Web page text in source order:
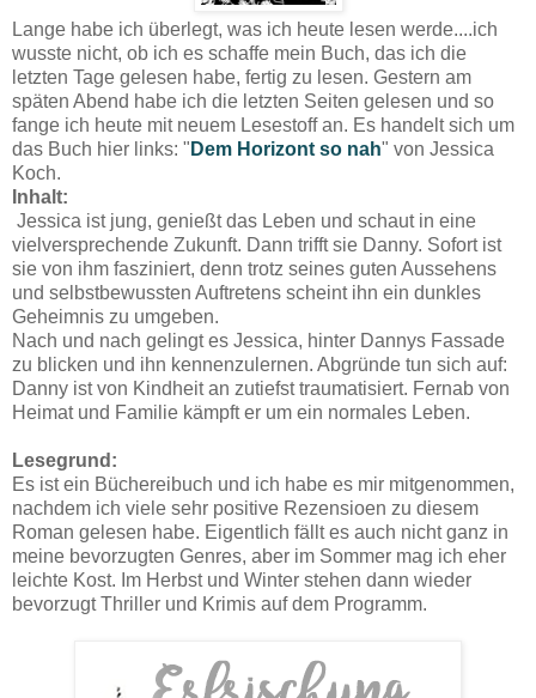
Lange habe ich überlegt, was ich heute lesen werde....ich
wusste nicht, ob ich es schaffe mein Buch, das ich die
letzten Tage gelesen habe, fertig zu lesen. Gestern am
späten Abend habe ich die letzten Seiten gelesen und so
fange ich heute mit neuem Lesestoff an. Es handelt sich um
das Buch hier links: " Dem Horizont so nah" von Jessica
Koch.
Inhalt:
Jessica ist jung, genießt das Leben und schaut in eine
vielversprechende Zukunft. Dann trifft sie Danny. Sofort ist
sie von ihm fasziniert, denn trotz seines guten Aussehens
und selbstbewussten Auftretens scheint ihn ein dunkles
Geheimnis zu umgeben.
Nach und nach gelingt es Jessica, hinter Dannys Fassade
zu blicken und ihn kennenzulernen. Abgründe tun sich auf:
Danny ist von Kindheit an zutiefst traumatisiert. Fernab von
Heimat und Familie kämpft er um ein normales Leben.
Lesegrund:
Es ist ein Büchereibuch und ich habe es mir mitgenommen,
nachdem ich viele sehr positive Rezensioen zu diesem
Roman gelesen habe. Eigentlich fällt es auch nicht ganz in
meine bevorzugten Genres, aber im Sommer mag ich eher
leichte Kost. Im Herbst und Winter stehen dann wieder
bevorzugt Thriller und Krimis auf dem Programm.